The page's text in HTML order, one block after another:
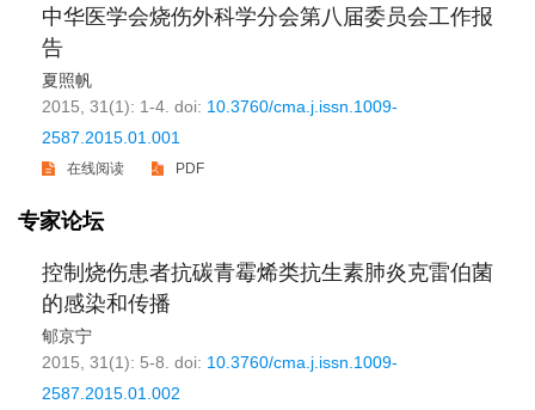
中华医学会烧伤外科学分会第八届委员会工作报
告
夏照帆
2015, 31(1): 1-4. doi: 10.3760/cma.j.issn.1009-
2587.2015.01.001
在线阅读 PDF
专家论坛
控制烧伤患者抗碳青霉烯类抗生素肺炎克雷伯菌
的感染和传播
郇京宁
2015, 31(1): 5-8. doi: 10.3760/cma.j.issn.1009-
2587.2015.01.002